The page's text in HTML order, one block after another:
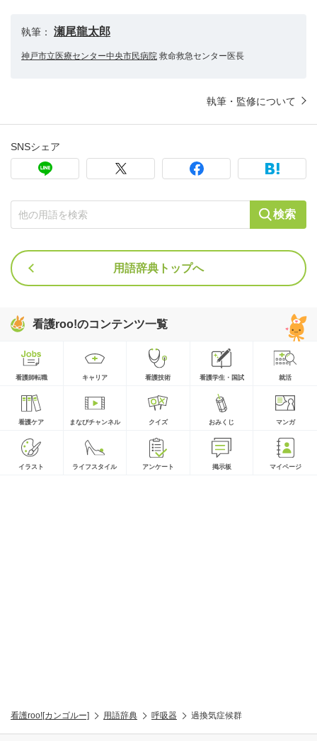
執筆： 瀬尾龍太郎
神戸市立医療センター中央市民病院 救命救急センター医長
執筆・監修について
SNSシェア
検索
用語辞典トップへ
看護roo!のコンテンツ一覧
看護師転職 キャリア 看護技術 看護学生・国試 就活
看護ケア まなびチャンネル クイズ おみくじ マンガ
イラスト ライフスタイル アンケート 掲示板 マイページ
看護roo![カンゴルー] 用語辞典 呼吸器 過換気症候群